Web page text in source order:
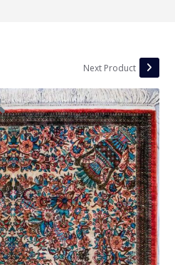
Next Product